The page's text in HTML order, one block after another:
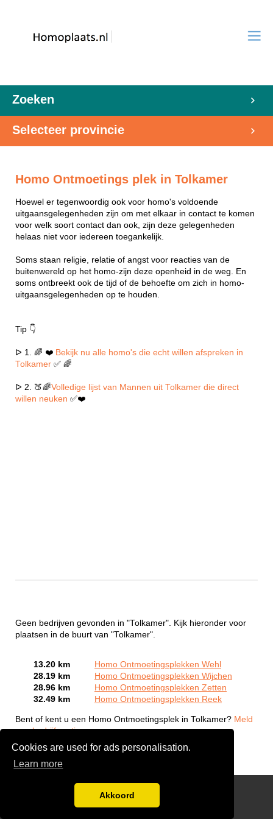
Cookies are used for ads personalisation.
Learn more
Akkoord
Zoeken
Selecteer provincie
Homo Ontmoetings plek in Tolkamer
Hoewel er tegenwoordig ook voor homo's voldoende
uitgaansgelegenheden zijn om met elkaar in contact te komen
voor welk soort contact dan ook, zijn deze gelegenheden
helaas niet voor iedereen toegankelijk.
Soms staan religie, relatie of angst voor reacties van de
buitenwereld op het homo-zijn deze openheid in de weg. En
soms ontbreekt ook de tijd of de behoefte om zich in homo-
uitgaansgelegenheden op te houden.
Tip 👇
ᐅ 1. 🌈 ❤️ Bekijk nu alle homo's die echt willen afspreken in
Tolkamer ✅ 🌈
ᐅ 2. 🍑🌈Volledige lijst van Mannen uit Tolkamer die direct
willen neuken ✅❤️
Geen bedrijven gevonden in "Tolkamer". Kijk hieronder voor
plaatsen in de buurt van "Tolkamer".
13.20 km
Homo Ontmoetingsplekken Wehl
28.19 km
Homo Ontmoetingsplekken Wijchen
28.96 km
Homo Ontmoetingsplekken Zetten
32.49 km
Homo Ontmoetingsplekken Reek
Bent of kent u een Homo Ontmoetingsplek in Tolkamer? Meld
een bedrijf gratis aan